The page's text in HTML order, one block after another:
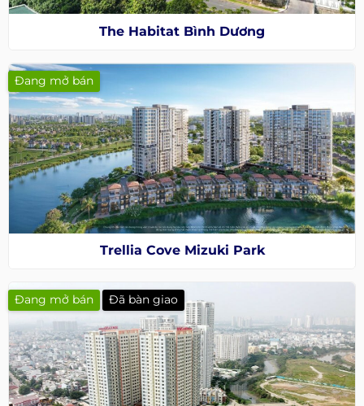
The Habitat Bình Dương
Đang mở bán
Trellia Cove Mizuki Park
Đang mở bán Đã bàn giao